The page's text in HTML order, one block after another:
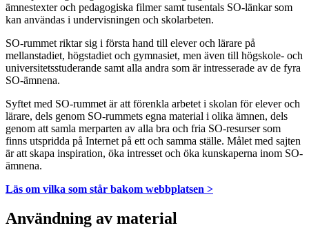
ämnestexter och pedagogiska filmer samt tusentals SO-länkar som
kan användas i undervisningen och skolarbeten.
SO-rummet riktar sig i första hand till elever och lärare på
mellanstadiet, högstadiet och gymnasiet, men även till högskole- och
universitetsstuderande samt alla andra som är intresserade av de fyra
SO-ämnena.
Syftet med SO-rummet är att förenkla arbetet i skolan för elever och
lärare, dels genom SO-rummets egna material i olika ämnen, dels
genom att samla merparten av alla bra och fria SO-resurser som
finns utspridda på Internet på ett och samma ställe. Målet med sajten
är att skapa inspiration, öka intresset och öka kunskaperna inom SO-
ämnena.
Läs om vilka som står bakom webbplatsen >
Användning av material